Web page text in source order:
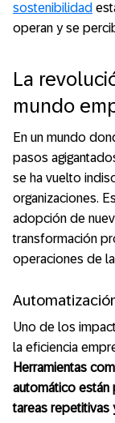
sostenibilidad
operan y se
La
mundo
En un mundo
pasos
se ha vuelto
organizaciones.
adopción de
transformación
operaciones de
Uno de los
la eficiencia
Herramientas
automático están
tareas repetitivas